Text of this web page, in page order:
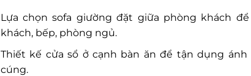
Lựa chọn sofa giường đặt giữa phòng khách
khách, bếp, phòng ngủ.
Thiết kế cửa sổ ở cạnh bàn ăn để tận dụng
cúng.